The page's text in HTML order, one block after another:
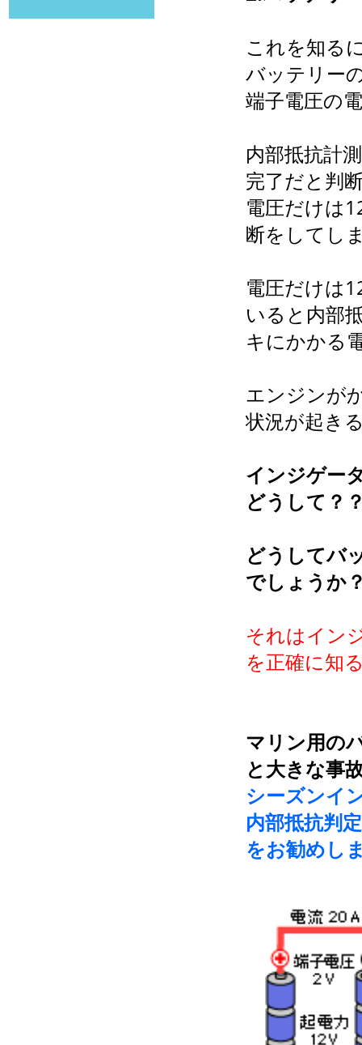
これを知る
バッテリー
端子電圧の
内部抵抗計
完了だと判
電圧だけは
断をしてし
電圧だけは
いると内部
キにかかる
エンジンが
状況が起き
インジゲー
どうして？
どうしてバ
でしょうか
それはイン
を正確に知
マリン用の
と大きな事
シーズンイ
内部抵抗判
をお勧めし